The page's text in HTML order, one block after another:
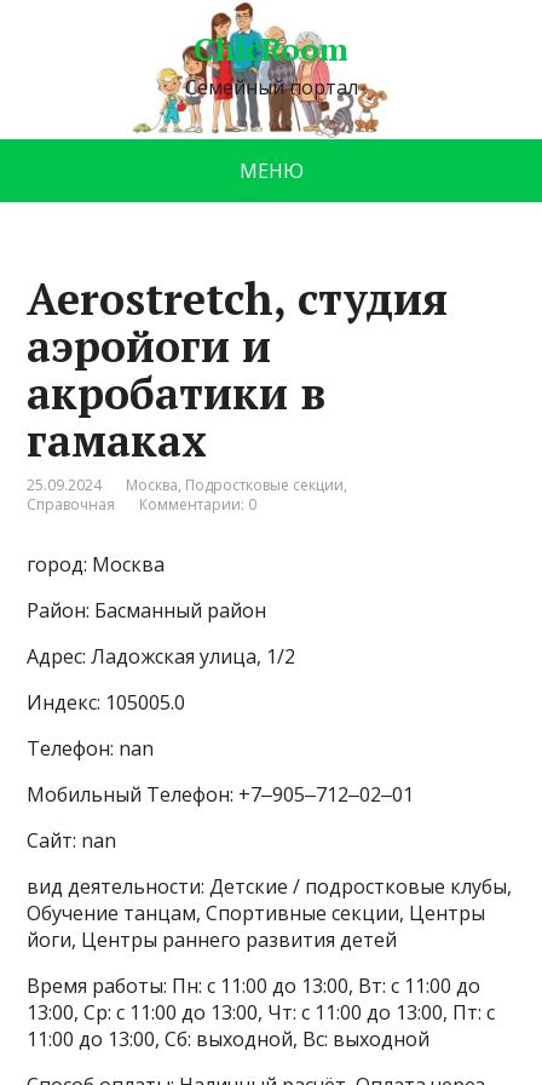
ChicRoom
Семейный портал
МЕНЮ
Aerostretch, студия
аэройоги и
акробатики в
гамаках
25.09.2024 Москва, Подростковые секции,
Справочная
Комментарии: 0
город: Москва
Район: Басманный район
Адрес: Ладожская улица, 1/2
Индекс: 105005.0
Телефон: nan
Мобильный Телефон: +7‒905‒712‒02‒01
Сайт: nan
вид деятельности: Детские / подростковые клубы,
Обучение танцам, Спортивные секции, Центры
йоги, Центры раннего развития детей
Время работы: Пн: с 11:00 до 13:00, Вт: с 11:00 до
13:00, Ср: с 11:00 до 13:00, Чт: с 11:00 до 13:00, Пт: с
11:00 до 13:00, Сб: выходной, Вс: выходной